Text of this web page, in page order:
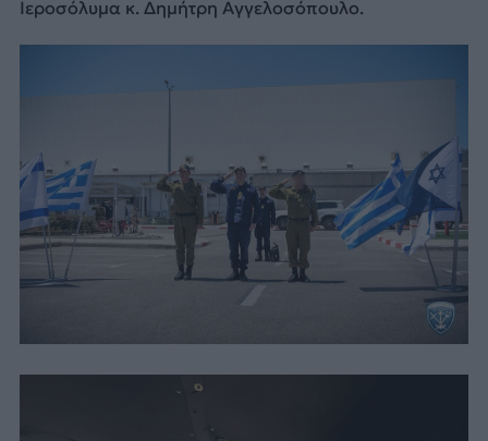
Ιεροσόλυμα κ. Δημήτρη Αγγελοσόπουλο.